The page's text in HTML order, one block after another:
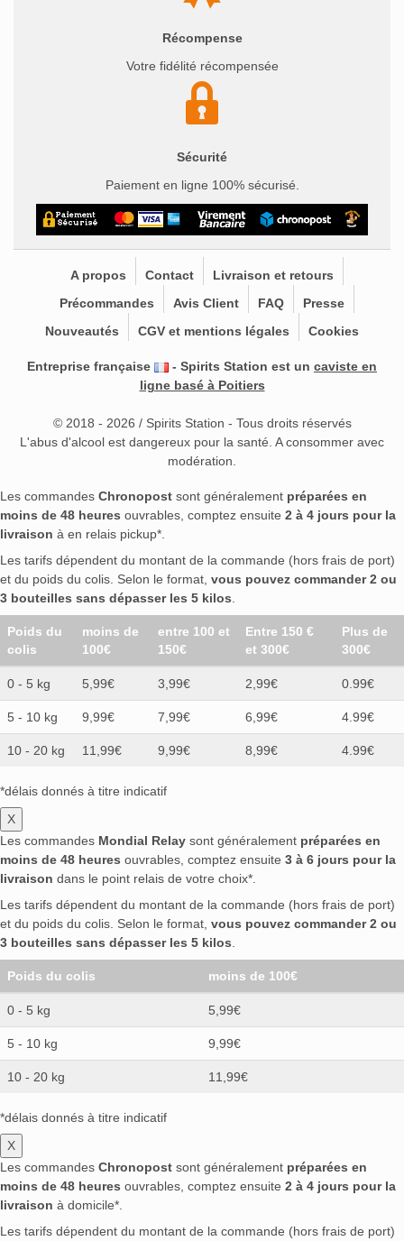
Récompense
Votre fidélité récompensée
Sécurité
Paiement en ligne 100% sécurisé.
A propos Contact
Livraison et retours
Précommandes
Avis Client FAQ
Presse
Nouveautés
CGV et mentions légales Cookies
Entreprise française - Spirits Station est un caviste en
ligne basé à Poitiers
© 2018 - 2026 / Spirits Station - Tous droits réservés
L'abus d'alcool est dangereux pour la santé. A consommer avec
modération.
Les commandes Chronopost sont généralement préparées en
moins de 48 heures ouvrables, comptez ensuite 2 à 4 jours pour la
livraison à en relais pickup*.
Les tarifs dépendent du montant de la commande (hors frais de port)
et du poids du colis. Selon le format, vous pouvez commander 2 ou
3 bouteilles sans dépasser les 5 kilos
Poids du
colis
moins de
100€
entre 100 et
150€
Entre 150 €
et 300€
Plus de
300€
0 - 5 kg 5,99€ 3,99€ 2,99€ 0.99€
5 - 10 kg 9,99€ 7,99€ 6,99€ 4.99€
10 - 20 kg 11,99€ 9,99€ 8,99€ 4.99€
*délais donnés à titre indicatif
X
Les commandes Mondial Relay sont généralement préparées en
moins de 48 heures ouvrables, comptez ensuite 3 à 6 jours pour la
livraison dans le point relais de votre choix*.
Les tarifs dépendent du montant de la commande (hors frais de port)
et du poids du colis. Selon le format, vous pouvez commander 2 ou
3 bouteilles sans dépasser les 5 kilos
Poids du colis moins de 100€
0 - 5 kg 5,99€
5 - 10 kg 9,99€
10 - 20 kg 11,99€
*délais donnés à titre indicatif
X
Les commandes Chronopost sont généralement préparées en
moins de 48 heures ouvrables, comptez ensuite 2 à 4 jours pour la
livraison à domicile*.
Les tarifs dépendent du montant de la commande (hors frais de port)